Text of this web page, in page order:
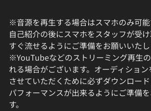
※音源を再生する場合はスマホのみ可能
自己紹介の後にスマホをスタッフが受け
すぐ流せるようにご準備をお願いいたし
※YouTubeなどのストリーミング再生
れる場合がございます。オーディショ
させていただくために必ずダウンロー
パフォーマンスが出来るようにご準備
す。